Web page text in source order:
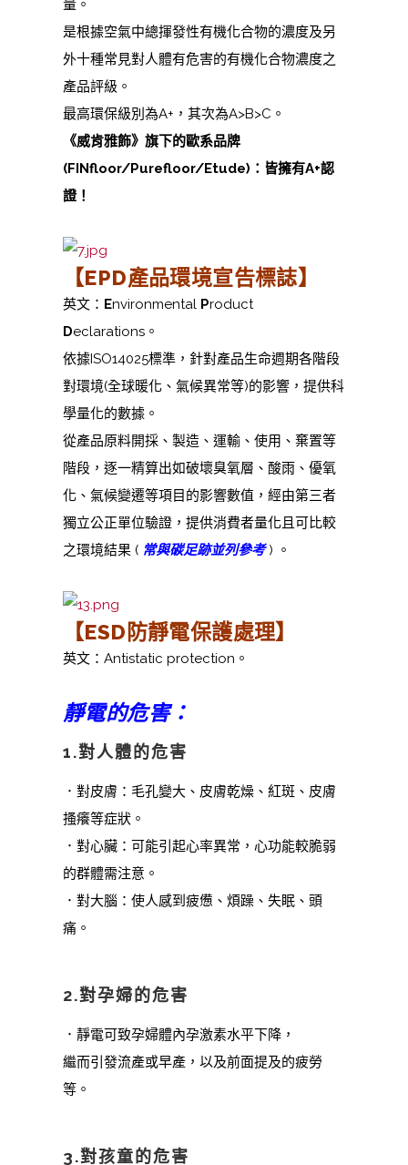
量。
是根據空氣中總揮發性有機化合物的濃度及另
外十種常見對人體有危害的有機化合物濃度之
產品評級。
最高環保級別為A+，其次為A>B>C。
《威肯雅飾》旗下的歐系品牌
(FINfloor/Purefloor/Etude)：皆擁有A+認
證！
【EPD產品環境宣告標誌】
英文： Environmental Product
Declarations。
依據ISO14025標準，針對產品生命週期各階段
對環境(全球暖化、氣候異常等)的影響，提供科
學量化的數據。
從產品原料開採、製造、運輸、使用、棄置等
階段，逐一精算出如破壞臭氧層、酸雨、優氧
化、氣候變遷等項目的影響數值，經由第三者
獨立公正單位驗證，提供消費者量化且可比較
之環境結果 ( 常與碳足跡並列參考 ) 。
【ESD防靜電保護處理】
英文：Antistatic protection。
靜電的危害：
1.對人體的危害
．對皮膚：毛孔變大、皮膚乾燥、紅斑、皮膚
搔癢等症狀。
．對心臟：可能引起心率異常，心功能較脆弱
的群體需注意。
．對大腦：使人感到疲憊、煩躁、失眠、頭
痛。
2.對孕婦的危害
．靜電可致孕婦體內孕激素水平下降，
繼而引發流產或早產，以及前面提及的疲勞
等。
3.對孩童的危害